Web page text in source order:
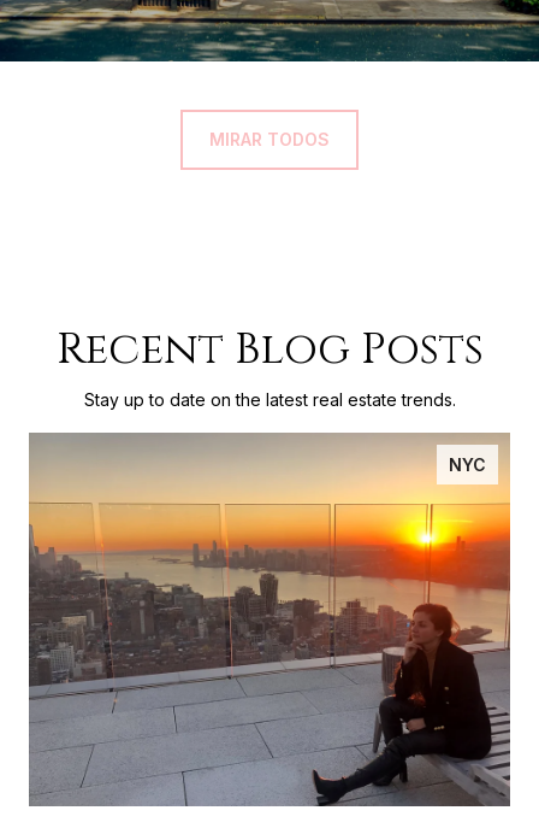
MIRAR TODOS
Recent Blog Posts
Stay up to date on the latest real estate trends.
NYC